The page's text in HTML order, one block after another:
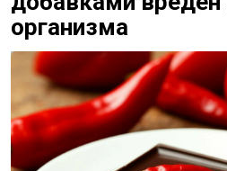
организма